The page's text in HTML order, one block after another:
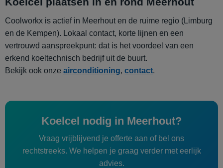
Coolworkx is actief in Meerhout en de ruime regio (Limburg
en de Kempen). Lokaal contact, korte lijnen en een
vertrouwd aanspreekpunt: dat is het voordeel van een
erkend koeltechnisch bedrijf uit de buurt.
Bekijk ook onze airconditioning, contact.
Koelcel nodig in Meerhout?
Vraag vrijblijvend je offerte aan of bel ons
rechtstreeks. We helpen je graag verder met eerlijk
advies.